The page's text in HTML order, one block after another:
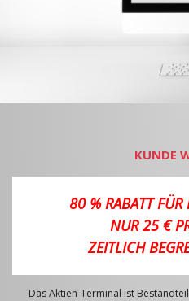
KUNDE
80 % RABATT
NUR 25 €
ZEITLICH
Das Aktien-Terminal ist